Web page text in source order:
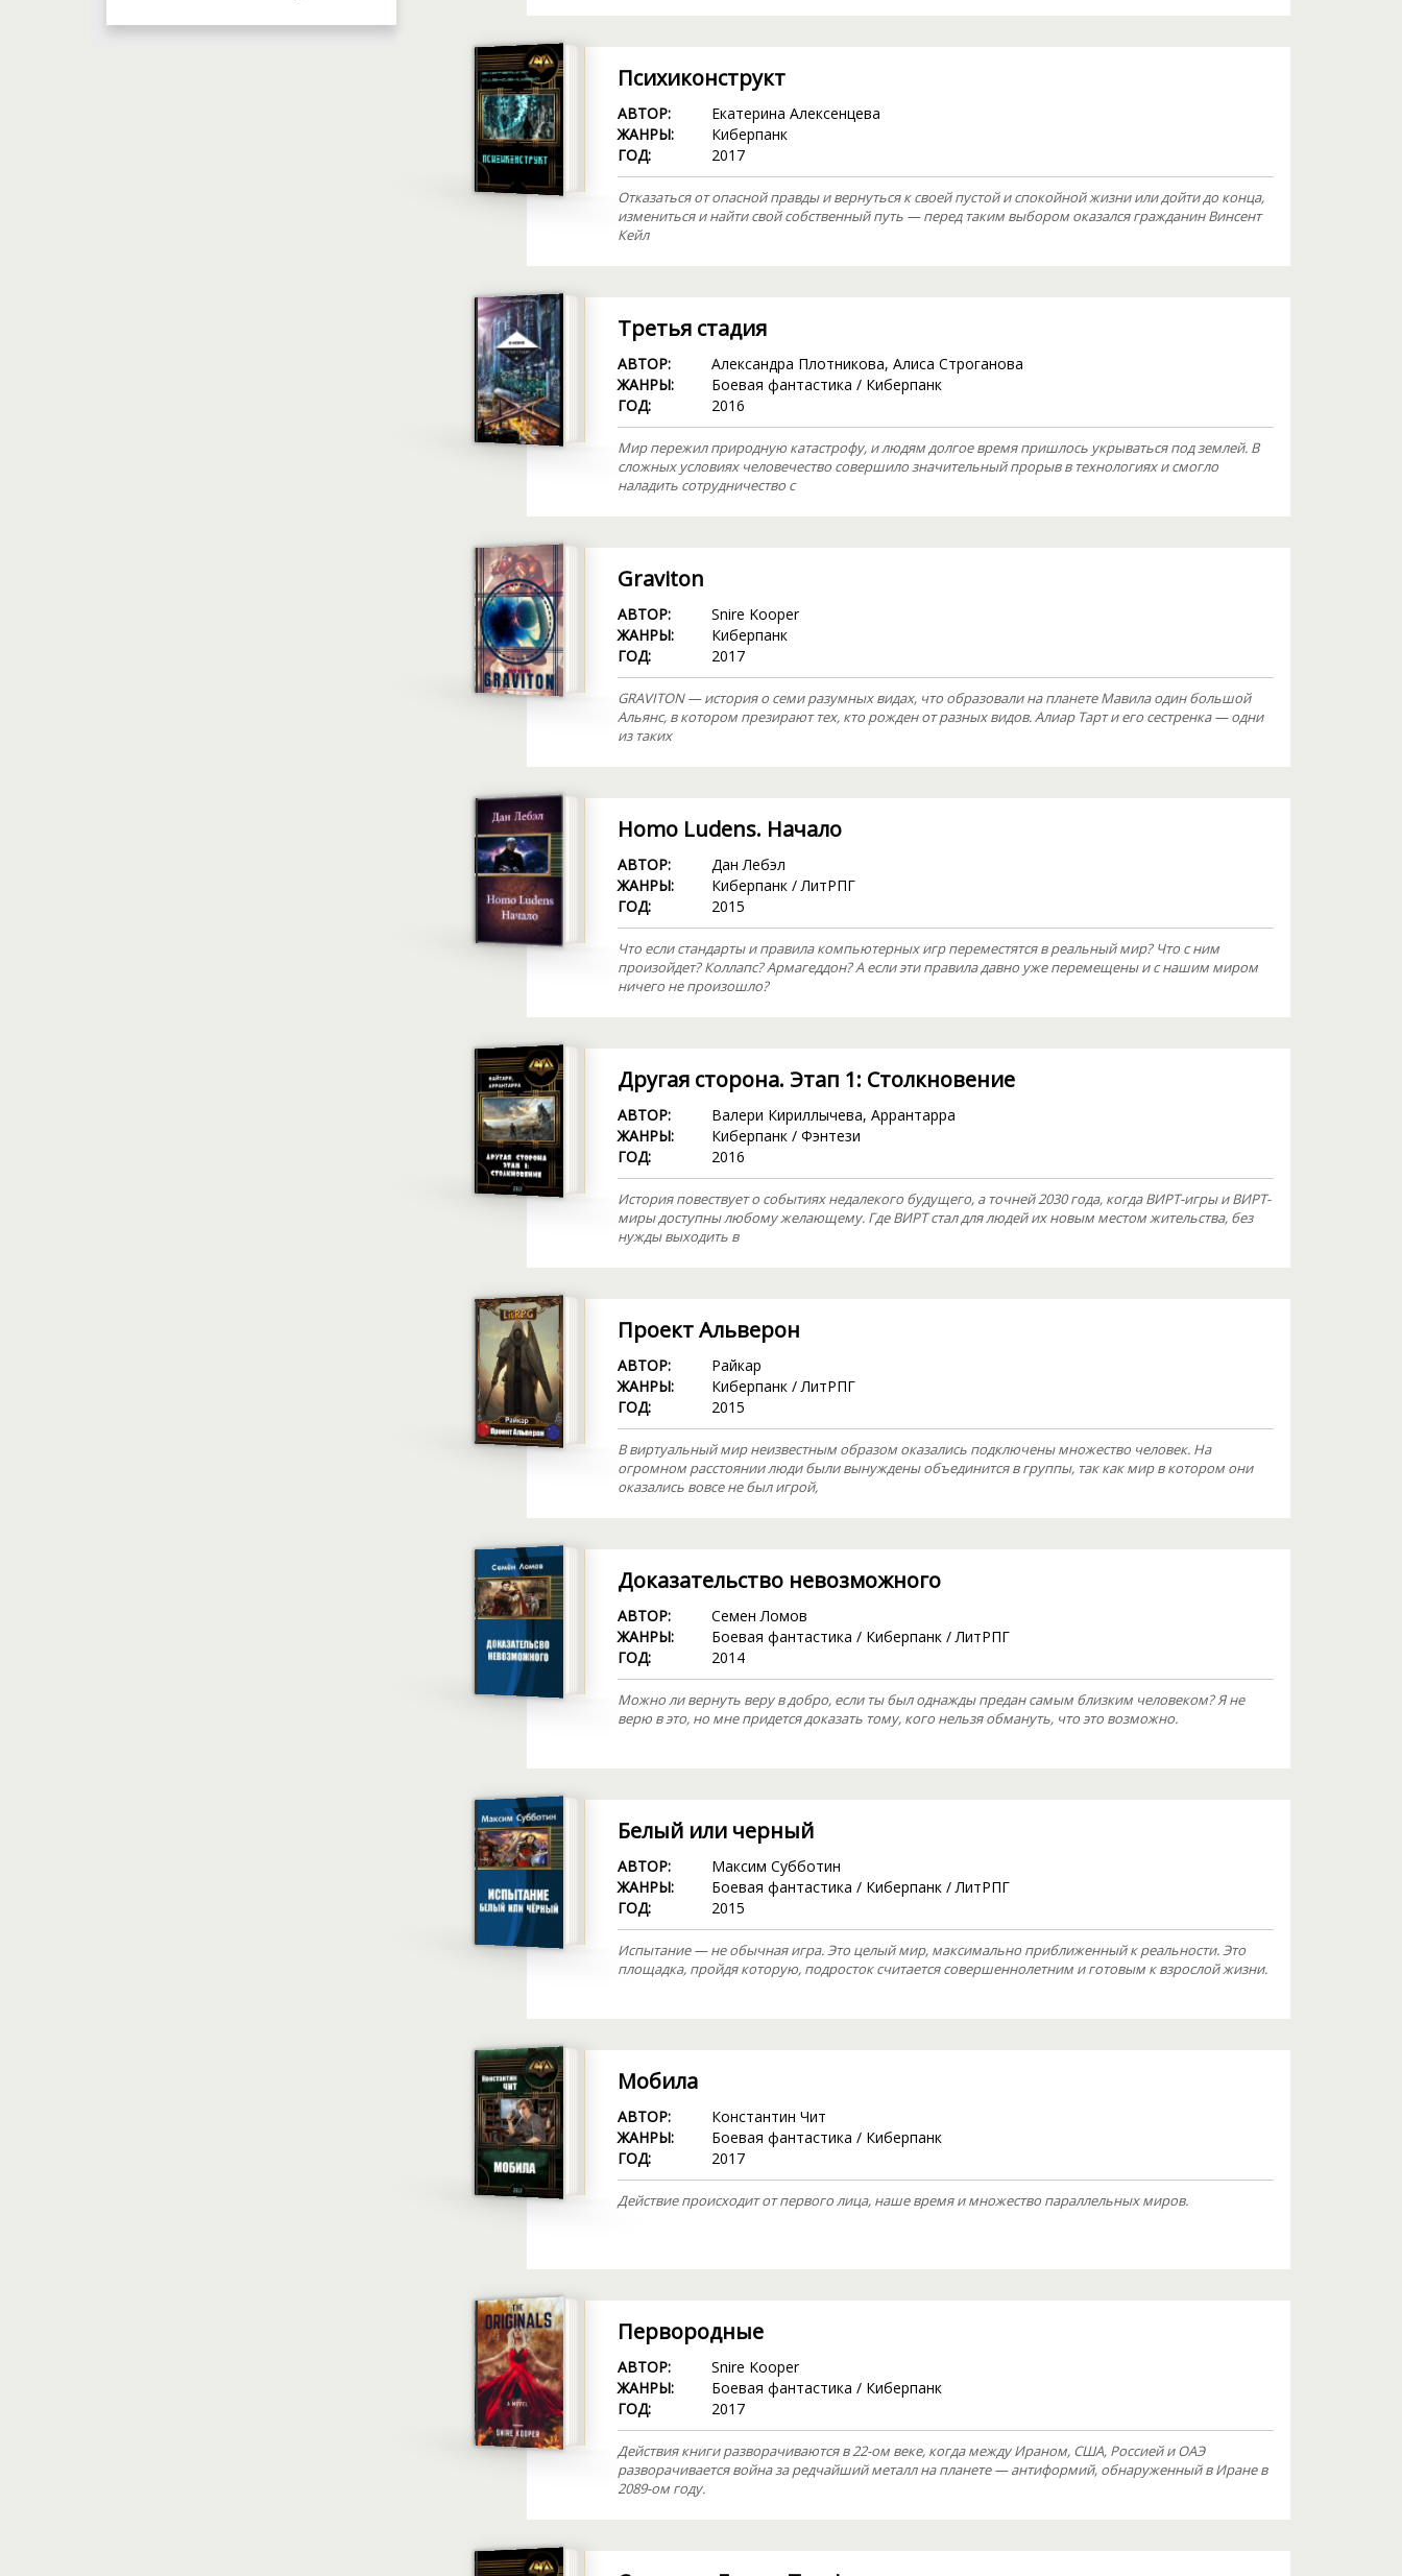
Психиконструкт
АВТОР:
Екатерина Алексенцева
ЖАНРЫ:
Киберпанк
ГОД:
2017
Отказаться от опасной правды и вернуться к своей пустой и спокойной жизни или дойти до конца,
измениться и найти свой собственный путь — перед таким выбором оказался гражданин Винсент
Кейл
Третья стадия
АВТОР: Александра Плотникова, Алиса Строганова
ЖАНРЫ:
Боевая фантастика / Киберпанк
ГОД:
2016
Мир пережил природную катастрофу, и людям долгое время пришлось укрываться под землей. В
сложных условиях человечество совершило значительный прорыв в технологиях и смогло
наладить сотрудничество с
Graviton
АВТОР:
Snire Kooper
ЖАНРЫ:
Киберпанк
ГОД:
2017
GRAVITON — история о семи разумных видах, что образовали на планете Мавила один большой
Альянс, в котором презирают тех, кто рожден от разных видов. Алиар Тарт и его сестренка — одни
из таких
Homo Ludens. Начало
АВТОР:
Дан Лебэл
ЖАНРЫ:
Киберпанк/ЛитРПГ
ГОД:
2015
Что если стандарты и правила компьютерных игр переместятся в реальный мир? Что с ним
произойдет? Коллапс? Армагеддон? А если эти правила давно уже перемещены и с нашим миром
ничего не произошло?
Другая сторона. Этап 1: Столкновение
АВТОР: Валери Кириллычева, Аррантарра
ЖАНРЫ:
Киберпанк/ Фэнтези
ГОД:
2016
История повествует о событиях недалекого будущего, а точней 2030 года, когда ВИРТ-игры и ВИРТ-
миры доступны любому желающему. Где ВИРТ стал для людей их новым местом жительства, без
нужды выходить в
Проект Альверон
АВТОР:
Райкар
ЖАНРЫ:
Киберпанк/ЛитРПГ
ГОД:
2015
В виртуальный мир неизвестным образом оказались подключены множество человек. На
огромном расстоянии люди были вынуждены объединится в группы, так как мир в котором они
оказались вовсе не был игрой,
Доказательство невозможного
АВТОР:
Семен Ломов
ЖАНРЫ:
Боевая фантастика / Киберпанк/ЛитРПГ
ГОД:
2014
Можно ли вернуть веру в добро, если ты был однажды предан самым близким человеком? Я не
верю в это, но мне придется доказать тому, кого нельзя обмануть, что это возможно.
Белый или черный
АВТОР:
Максим Субботин
ЖАНРЫ:
Боевая фантастика / Киберпанк/ЛитРПГ
ГОД:
2015
Испытание — не обычная игра. Это целый мир, максимально приближенный к реальности. Это
площадка, пройдя которую, подросток считается совершеннолетним и готовым к взрослой жизни.
Мобила
АВТОР:
Константин Чит
ЖАНРЫ:
Боевая фантастика / Киберпанк
ГОД:
2017
Действие происходит от первого лица, наше время и множество параллельных миров.
Первородные
АВТОР:
Snire Kooper
ЖАНРЫ:
Боевая фантастика / Киберпанк
ГОД:
2017
Действия книги разворачиваются в 22-ом веке, когда между Ираном, США, Россией и ОАЭ
разворачивается война за редчайший металл на планете — антиформий, обнаруженный в Иране в
2089-ом году.